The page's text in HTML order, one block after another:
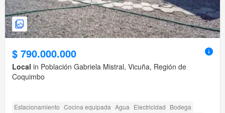
$ 790.000.000
Local in Población Gabriela Mistral, Vicuña, Región de
Coquimbo
Estacionamiento Cocina equipada Agua Electricidad Bodega